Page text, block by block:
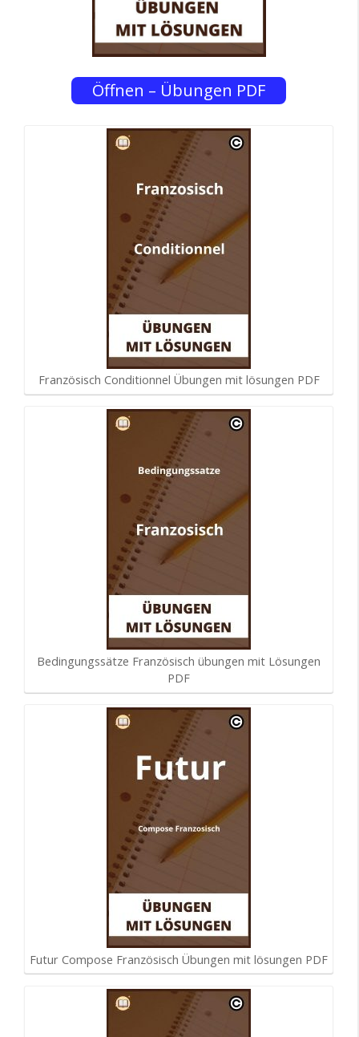
Öffnen – Übungen PDF
Französisch Conditionnel Übungen mit lösungen PDF
Bedingungssätze Französisch übungen mit Lösungen
PDF
Futur Compose Französisch Übungen mit lösungen PDF